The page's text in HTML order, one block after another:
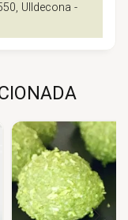
Ulldecona -